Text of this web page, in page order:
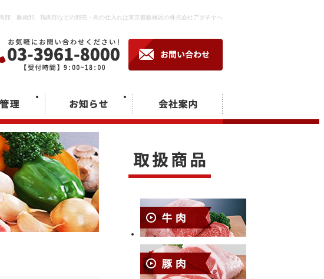
卸、豚肉卸、鶏肉卸などの卸売・肉の仕入れは東京都板橋区の株式会社アダチヤへ